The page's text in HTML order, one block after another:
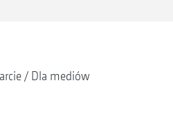
Dla mediów